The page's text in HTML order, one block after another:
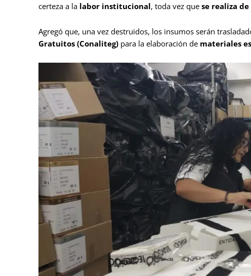
certeza a la labor institucional, toda vez que se realiza
Agregó que, una vez destruidos, los insumos serán
Gratuitos (Conaliteg) para la elaboración de materiales